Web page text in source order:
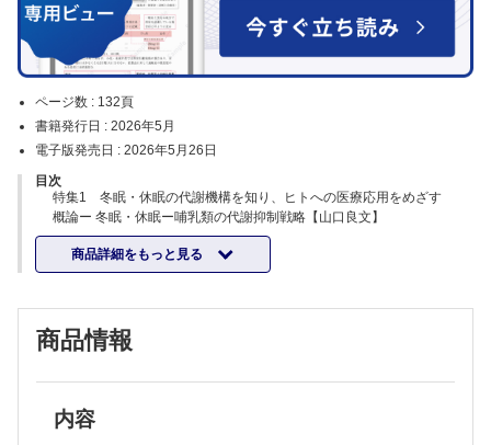
ページ数 : 132頁
書籍発行日 : 2026年5月
電子版発売日 : 2026年5月26日
目次
特集1 冬眠・休眠の代謝機構を知り、ヒトへの医療応用をめざす
概論ー 冬眠・休眠ー哺乳類の代謝抑制戦略【山口良文】
トーパーを制御する神経回路【山口裕嗣】
Qニューロン誘導性低体温・低代謝状態（QIH）の発見とその後の展開
【櫻井理紗，由本竜資，櫻井 武】
冬眠動物の骨格筋萎縮耐性の発動機構【宮﨑充功】
低代謝医療の夜明け―冬眠研究が切り拓く新しい臓器保護戦略【砂川玄
山口良文】
特集2 がん治療の鍵を握るVEGFと腫瘍免疫環境
商品詳細をもっと見る
商品情報
内容